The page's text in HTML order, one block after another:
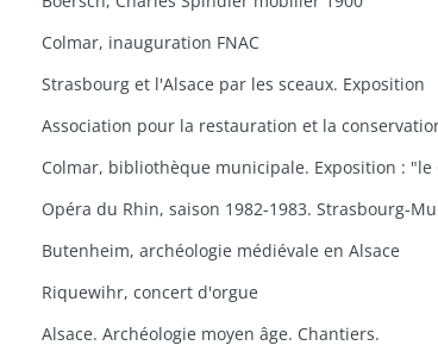
Colmar, inauguration FNAC
Strasbourg et l'Alsace par les sceaux. Exposition
Butenheim, archéologie médiévale en Alsace
Riquewihr, concert d'orgue
Alsace. Archéologie moyen âge. Chantiers.